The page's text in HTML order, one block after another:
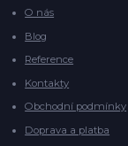
O nás
Blog
Reference
Kontakty
Obchodní podmínky
Doprava a platba